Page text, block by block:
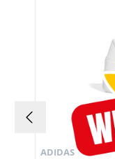
ADIDAS